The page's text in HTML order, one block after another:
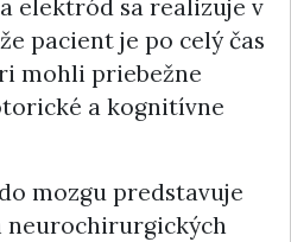
elektród sa realizuje v
pacient je po celý čas
mohli priebežne
a kognitívne
mozgu predstavuje
neurochirurgických